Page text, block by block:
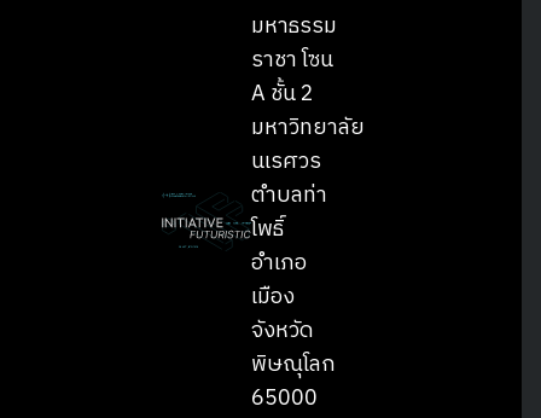
มหาธรรม
ราชา โซน
A ชั้น 2
มหาวิทยาลัย
นเรศวร
ตำบลท่า
โพธิ์
อำเภอ
เมือง
จังหวัด
พิษณุโลก
65000